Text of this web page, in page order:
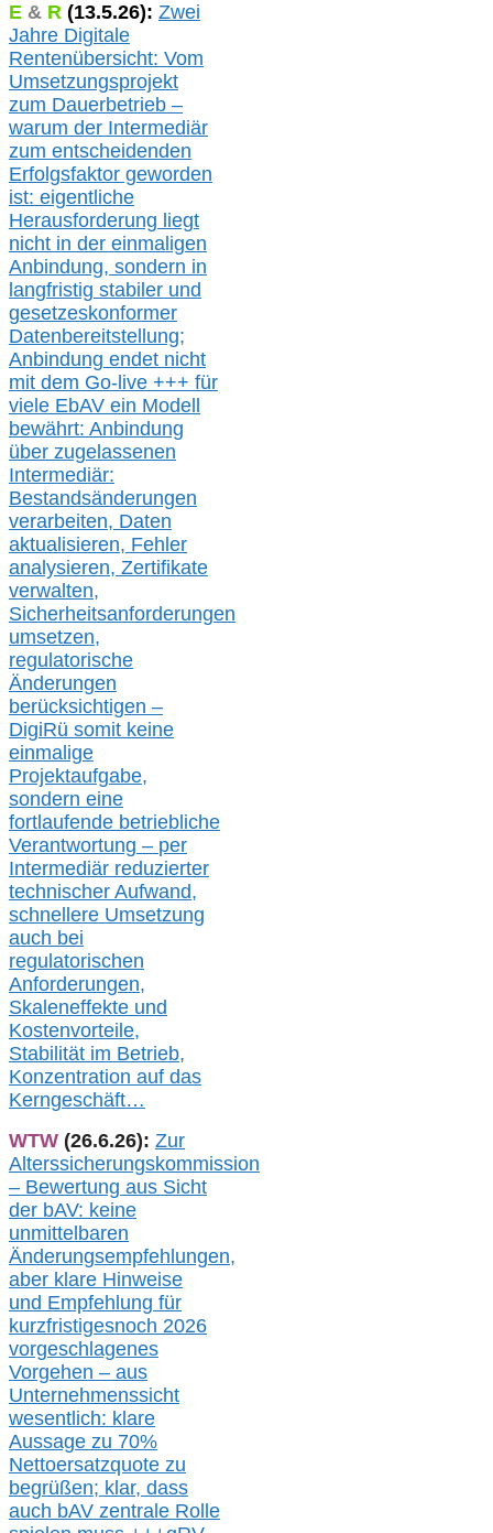
E & R (13.5.26): Zwei
Jahre Digitale
Rentenübersicht: Vom
Umsetzungsprojekt
zum Dauerbetrieb –
warum der Intermediär
zum entscheidenden
Erfolgsfaktor geworden
ist: eigentliche
Herausforderung liegt
nicht in der einmaligen
Anbindung, sondern in
langfristig stabiler und
gesetzeskonformer
Datenbereitstellung;
Anbindung endet nicht
mit dem Go-live +++ für
viele EbAV ein Modell
bewährt: Anbindung
über zugelassenen
Intermediär:
Bestandsänderungen
verarbeiten, Daten
aktualisieren, Fehler
analysieren, Zertifikate
verwalten,
Sicherheitsanforderungen
umsetzen,
regulatorische
Änderungen
berücksichtigen –
DigiRü somit keine
einmalige
Projektaufgabe,
sondern eine
fortlaufende betriebliche
Verantwortung – per
Intermediär reduzierter
technischer Aufwand,
schnellere Umsetzung
auch bei
regulatorischen
Anforderungen,
Skaleneffekte und
Kostenvorteile,
Stabilität im Betrieb,
Konzentration auf das
Kerngeschäft…
WTW (26.6.26): Zur
Alterssicherungskommission
– Bewertung aus Sicht
der bAV: keine
unmittelbaren
Änderungsempfehlungen,
aber klare Hinweise
und Empfehlung für
kurzfristigesnoch 2026
vorgeschlagenes
Vorgehen – aus
Unternehmenssicht
wesentlich: klare
Aussage zu 70%
Nettoersatzquote zu
begrüßen; klar, dass
auch bAV zentrale Rolle